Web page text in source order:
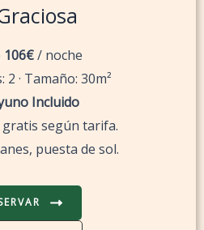
106€/ noche
2 · Tamaño: 30m²
Incluido
gratis según tarifa.
puesta de sol.